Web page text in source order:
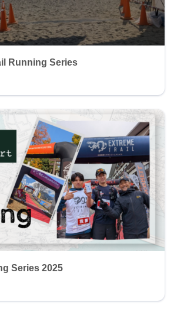
Running Series
Series 2025